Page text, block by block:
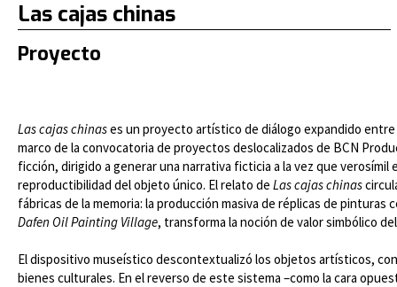
Las cajas chinas
Proyecto
Las cajas chinases un proyecto artístico de diálogo expandido entre
marco de la convocatoria de proyectos deslocalizados de BCN
ficción, dirigido a generar una narrativa ficticia a la vez que
reproductibilidad del objeto único. El relato de Las cajas chinas
fábricas de la memoria: la producción masiva de réplicas de
Dafen Oil Painting Village, transforma la noción de valor simbólico
El dispositivo museístico descontextualizó los objetos artísticos,
bienes culturales. En el reverso de este sistema –como la cara